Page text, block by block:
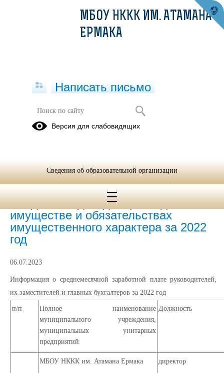
Сведения о доходах, расходах, об
имуществе и обязательствах
Сведения о доходах, расходах, об
имуществе и обязательствах
имущественного характера за 2022
год
06.07.2023
Информация о среднемесячной заработной плате руководителей,
их заместителей и главных бухгалтеров за 2022 год
п/п
Полное наименование
муниципального учреждения,
муниципальных унитарных
предприятий
Должность
МБОУ НККК им. Атамана Ермака директор
МБОУ НККК ИМ. АТАМАНА
ЕРМАКА
Написать письмо
Версия для слабовидящих
Сведения об образовательной организации